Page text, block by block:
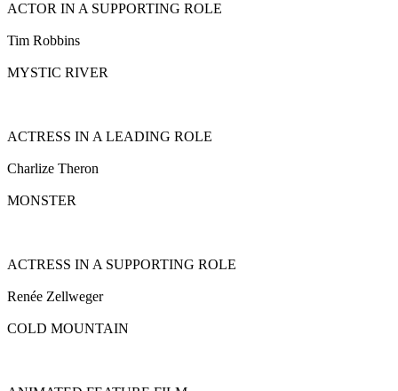
ACTOR IN A SUPPORTING ROLE
Tim Robbins
MYSTIC RIVER
ACTRESS IN A LEADING ROLE
Charlize Theron
MONSTER
ACTRESS IN A SUPPORTING ROLE
Renée Zellweger
COLD MOUNTAIN